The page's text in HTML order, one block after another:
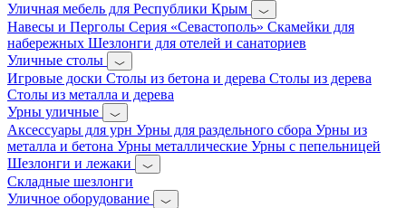
Уличная мебель для Республики Крым
Навесы и Перголы Серия «Севастополь» Скамейки для
набережных Шезлонги для отелей и санаториев
Уличные столы
Игровые доски Столы из бетона и дерева Столы из дерева
Столы из металла и дерева
Урны уличные
Аксессуары для урн Урны для раздельного сбора Урны из
металла и бетона Урны металлические Урны с пепельницей
Шезлонги и лежаки
Складные шезлонги
Уличное оборудование